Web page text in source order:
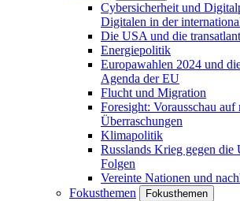
Cybersicherheit und
Digitalen in der
Die USA und die
Energiepolitik
Europawahlen 2024 und
Agenda der EU
Flucht und Migration
Foresight: Vorausschau auf
Überraschungen
Klimapolitik
Russlands Krieg gegen die
Folgen
Vereinte Nationen und
Fokusthemen
Fokusthemen